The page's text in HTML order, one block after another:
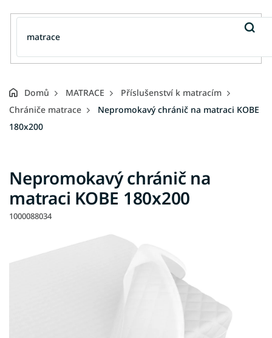
Domů MATRACE
Příslušenství k matracím
Chrániče matrace
Nepromokavý chránič na matraci KOBE
180x200
Nepromokavý chránič na
matraci KOBE 180x200
1000088034